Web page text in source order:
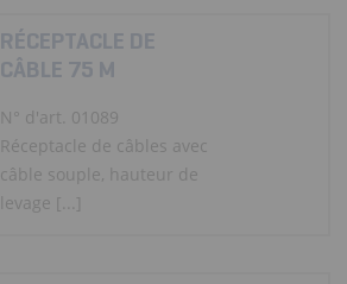
RÉCEPTACLE DE
CÂBLE 75 M
N° d'art. 01089
Réceptacle de câbles avec
câble souple, hauteur de
levage [...]